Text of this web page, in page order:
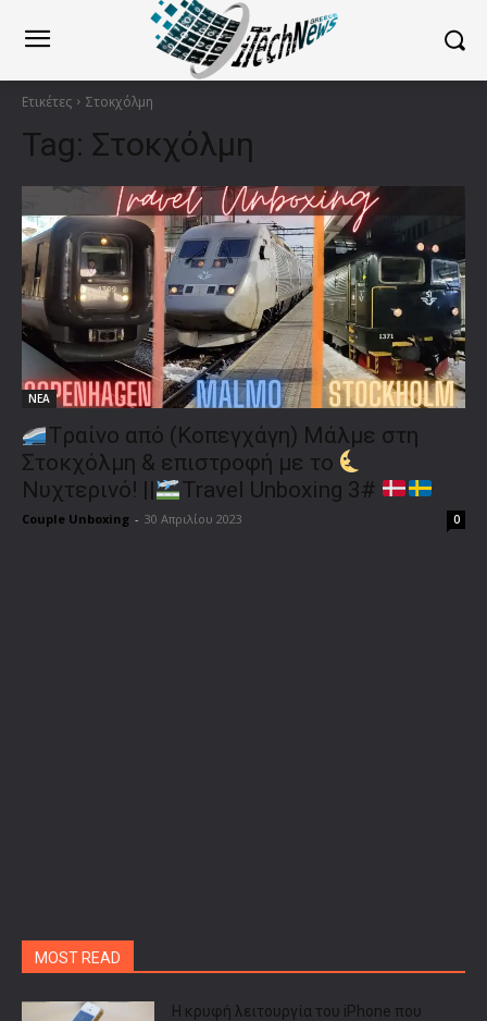
Ετικέτες Στοκχόλμη
Tag: Στοκχόλμη
ΝΕΑ
Tραίνο από (Κοπεγχάγη) Μάλμε στη
Στοκχόλμη & επιστροφή με το
Νυχτερινό! ||
Travel Unboxing 3#
Couple Unboxing - 30 Απριλίου 2023 0
MOST READ
Η κρυφή λειτουργία του iPhone που